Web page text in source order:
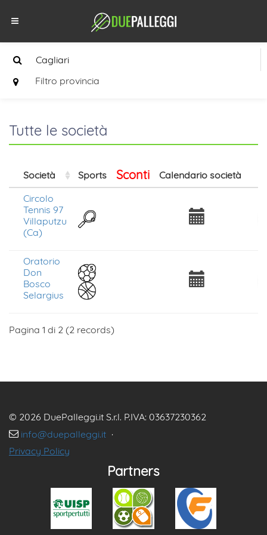
Filtro provincia
Tutte le società
Società Sports Sconti Calendario società
Circolo
Tennis 97
Villaputzu
(Ca)
Oratorio
Don
Bosco
Selargius
Pagina 1 di 2 (2 records)
© 2026 DuePalleggi.it S.r.l. P.IVA: 03637230362
info@duepalleggi.it ·
Privacy Policy
Partners